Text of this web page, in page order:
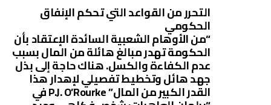
التحرر من القواعد التي تحكم الإنفاق
الحكومي
“من الأوهام الشعبية السائدة الإعتقاد بأن
الحكومة تهدر مبالغ هائلة من المال بسبب
عدم الكفاءة والكسل. هناك حاجة إلى بذل
جهد هائل وتخطيط تفصيلي لإهدار هذا
القدر الكبير من المال” P.J. O’Rourke في